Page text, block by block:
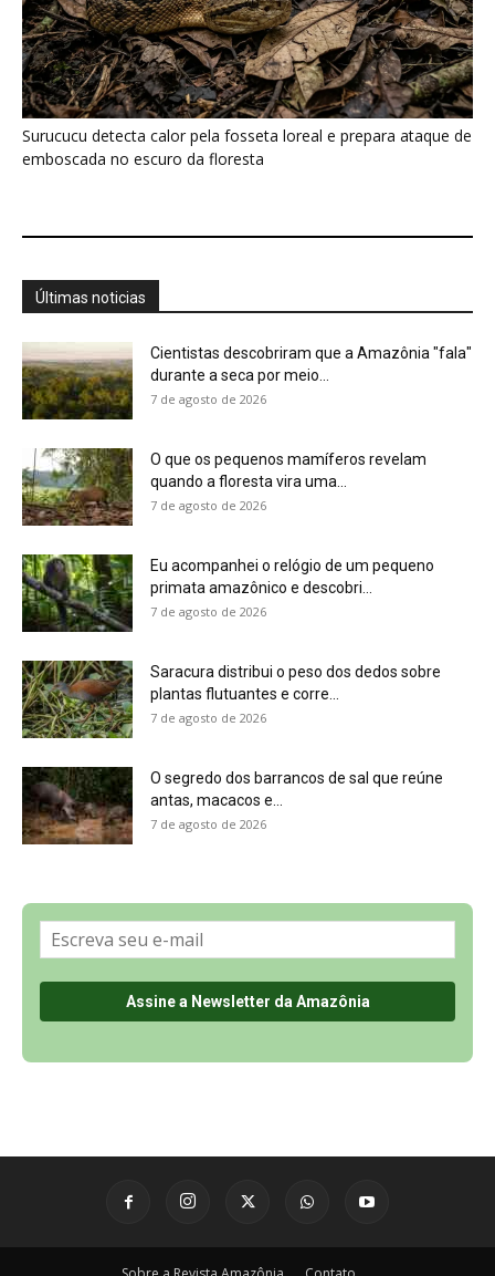
durante a seca por meio...
7 de agosto de 2026
O que os pequenos mamíferos revelam
quando a floresta vira uma...
7 de agosto de 2026
Saracura distribui o peso dos dedos sobre
7 de agosto de 2026
7 de agosto de 2026
Política de Privacidade, LGPD e RGPD
Últimas Notícias
🌎 Español
©